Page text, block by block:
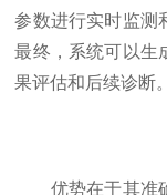
参数进行实时监测
最终，系统可以生
果评估和后续诊断。
优势在于其准确